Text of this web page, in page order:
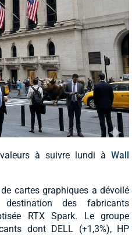
à suivre lundi à Wall
cartes graphiques a dévoilé
des fabricants
RTX Spark. Le groupe
dont DELL (+1,3%), HP